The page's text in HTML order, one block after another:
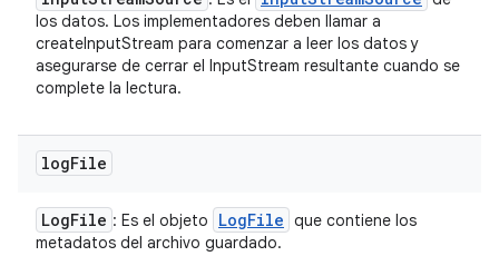
los datos. Los implementadores deben llamar a
createInputStream para comenzar a leer los datos y
asegurarse de cerrar el InputStream resultante cuando se
complete la lectura.
logFile
LogFile : Es el objeto LogFile que contiene los
metadatos del archivo guardado.